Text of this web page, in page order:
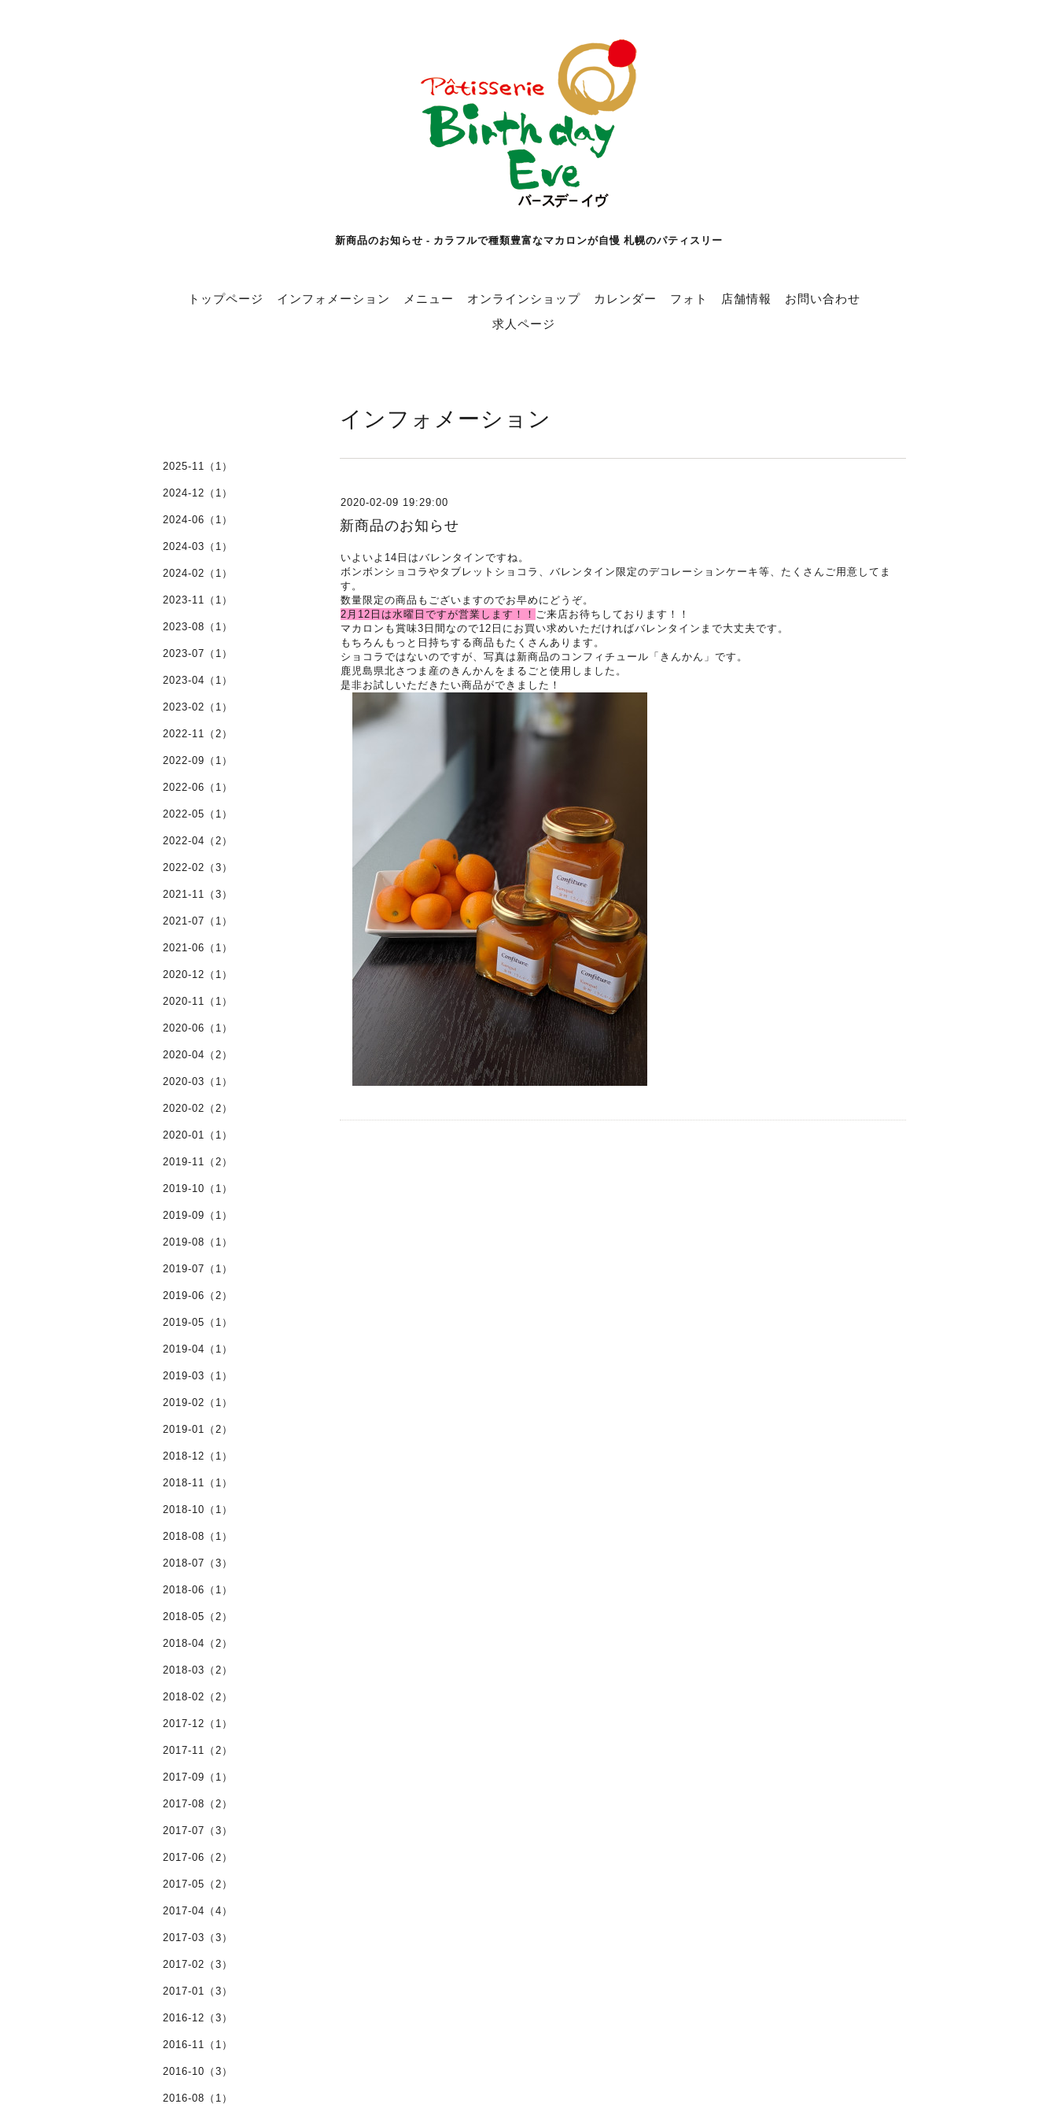
新商品のお知らせ - カラフルで種類豊富なマカロンが自慢 札幌のパティスリー
トップページ インフォメーション メニュー オンラインショップ カレンダー フォト 店舗情報
お問い合わせ
求人ページ
インフォメーション
2020-02-09 19:29:00
新商品のお知らせ
いよいよ14日はバレンタインですね。
ボンボンショコラやタブレットショコラ、バレンタイン限定のデコレーションケーキ等、たくさんご用意してま
す。
数量限定の商品もございますのでお早めにどうぞ。
2月12日は水曜日ですが営業します！！ ご来店お待ちしております！！
マカロンも賞味3日間なので12日にお買い求めいただければバレンタインまで大丈夫です。
もちろんもっと日持ちする商品もたくさんあります。
ショコラではないのですが、写真は新商品のコンフィチュール「きんかん」です。
鹿児島県北さつま産のきんかんをまるごと使用しました。
是非お試しいただきたい商品ができました！
2025-11（1）
2024-12（1）
2024-06（1）
2024-03（1）
2024-02（1）
2023-11（1）
2023-08（1）
2023-07（1）
2023-04（1）
2023-02（1）
2022-11（2）
2022-09（1）
2022-06（1）
2022-05（1）
2022-04（2）
2022-02（3）
2021-11（3）
2021-07（1）
2021-06（1）
2020-12（1）
2020-11（1）
2020-06（1）
2020-04（2）
2020-03（1）
2020-02（2）
2020-01（1）
2019-11（2）
2019-10（1）
2019-09（1）
2019-08（1）
2019-07（1）
2019-06（2）
2019-05（1）
2019-04（1）
2019-03（1）
2019-02（1）
2019-01（2）
2018-12（1）
2018-11（1）
2018-10（1）
2018-08（1）
2018-07（3）
2018-06（1）
2018-05（2）
2018-04（2）
2018-03（2）
2018-02（2）
2017-12（1）
2017-11（2）
2017-09（1）
2017-08（2）
2017-07（3）
2017-06（2）
2017-05（2）
2017-04（4）
2017-03（3）
2017-02（3）
2017-01（3）
2016-12（3）
2016-11（1）
2016-10（3）
2016-08（1）